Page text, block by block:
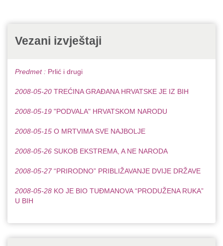
Vezani izvještaji
Predmet : Prlić i drugi
2008-05-20 TREĆINA GRAĐANA HRVATSKE JE IZ BIH
2008-05-19 "PODVALA" HRVATSKOM NARODU
2008-05-15 O MRTVIMA SVE NAJBOLJE
2008-05-26 SUKOB EKSTREMA, A NE NARODA
2008-05-27“PRIRODNO” PRIBLIŽAVANJE DVIJE DRŽAVE
2008-05-28 KO JE BIO TUĐMANOVA “PRODUŽENA RUKA”
U BIH